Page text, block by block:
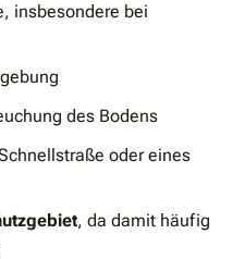
insbesondere bei
des Bodens
oder eines
, da damit häufig